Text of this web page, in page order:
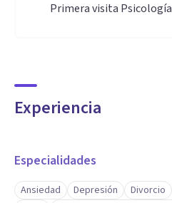
Primera visita Psicología
Experiencia
Especialidades
Ansiedad Depresión Divorcio